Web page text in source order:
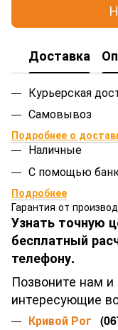
Доставка
Курьерская
Самовывоз
Подробнее о
Наличные
С помощью
Подробнее
Гарантия от
Узнать точную
бесплатный
телефону.
Позвоните нам
интересующие
Кривой Рог